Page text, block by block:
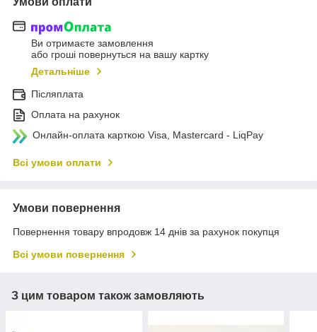
Ви отримаєте замовлення
або гроші повернуться на вашу картку
Детальніше
Післяплата
Оплата на рахунок
Онлайн-оплата карткою Visa, Mastercard - LiqPay
Всі умови оплати
Умови повернення
Повернення товару впродовж 14 днів за рахунок покупця
Всі умови повернення
З цим товаром також замовляють